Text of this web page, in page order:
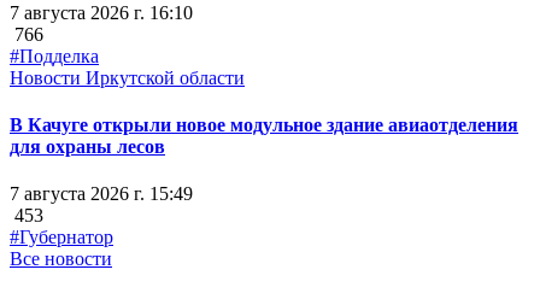
7 августа 2026 г. 16:10
766
#Подделка
Новости Иркутской области
В Качуге открыли новое модульное здание авиаотделения
для охраны лесов
7 августа 2026 г. 15:49
453
#Губернатор
Все новости